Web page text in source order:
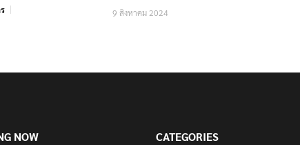
9 สิงหาคม 2024
NOW CATEGORIES